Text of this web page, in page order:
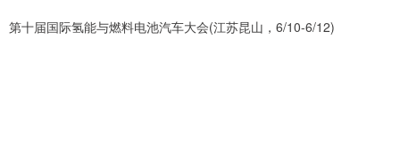
第十届国际氢能与燃料电池汽车大会(江苏昆山，6/10-6/12)